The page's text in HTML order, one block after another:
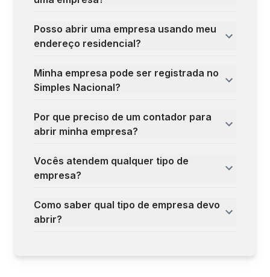
Posso abrir uma empresa usando meu
endereço residencial?
Minha empresa pode ser registrada no
Simples Nacional?
Por que preciso de um contador para
abrir minha empresa?
Vocês atendem qualquer tipo de
empresa?
Como saber qual tipo de empresa devo
abrir?